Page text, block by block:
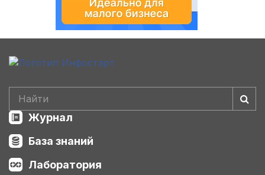
Журнал
База знаний
Лаборатория